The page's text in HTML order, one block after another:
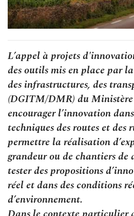
L’appel à projets
des outils mis en place par
des infrastructures, des
(DGITM/DMR) du
encourager l’innovation
techniques des routes et des
permettre la réalisation
grandeur ou de chantiers
tester des propositions
réel et dans des conditions
d’environnement.